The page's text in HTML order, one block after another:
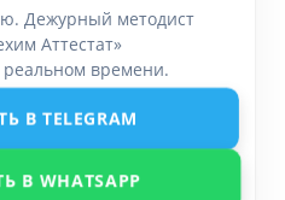
Дежурный методист
Аттестат»
реальном времени.
В TELEGRAM
В WHATSAPP